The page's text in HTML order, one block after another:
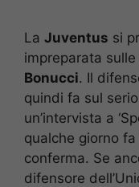
La Juventus si
impreparata
Bonucci. Il
quindi fa sul
un’intervista a
qualche giorno
conferma. Se
difensore